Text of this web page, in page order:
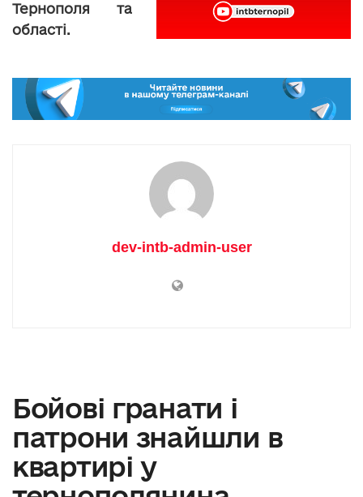
Тернополя та
області.
dev-intb-admin-user
Бойові гранати і
патрони знайшли в
квартирі у